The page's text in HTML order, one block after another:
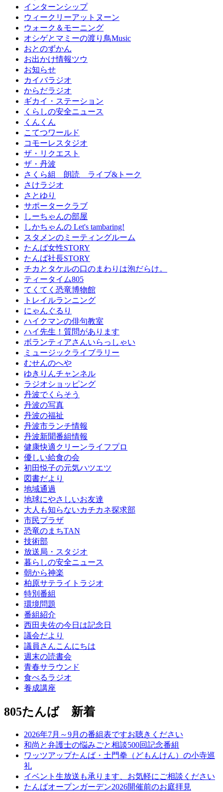
インターンシップ
ウィークリーアットヌーン
ウォーク＆モーニング
オシゲとマミーの渡り鳥Music
おとのずかん
お出かけ情報ツウ
お知らせ
カイバラジオ
からだラジオ
ギカイ・ステーション
くらしの安全ニュース
くんくん
こてつワールド
コモーレスタジオ
ザ・リクエスト
ザ・丹波
さくら組 朗読 ライブ&トーク
さけラジオ
さとゆり
サポータークラブ
しーちゃんの部屋
しかちゃんの Let's tambaring!
スタメンのミーティングルーム
たんば女性STORY
たんば社長STORY
チカとタケルの口のまわりは泡だらけ。
ティータイム805
てくてく恐竜博物館
トレイルランニング
にゃんぐるり
ハイクマンの俳句教室
ハイ先生！質問があります
ボランティアさんいらっしゃい
ミュージックライブラリー
むせんのへや
ゆきりんチャンネル
ラジオショッピング
丹波でくらそう
丹波の写真
丹波の福祉
丹波市ランチ情報
丹波新聞番組情報
健康快適クリーンライフプロ
優しい給食の会
初田悦子の元気ハツエツ
図書だより
地域通過
地球にやさしいお友達
大人も知らないカチカネ探求部
市民プラザ
恐竜のまちTAN
技術部
放送局・スタジオ
暮らしの安全ニュース
朝から神楽
柏原サテライトラジオ
特別番組
環境問題
番組紹介
西田夫佐の今日は記念日
議会だより
議員さんこんにちは
週末の読書会
青春サラウンド
食べるラジオ
養成講座
805たんば 新着
2026年7月～9月の番組表ですお聴きください
和尚と弁護士の悩みごと相談500回記念番組
ワッツアップたんば・土門拳（どもんけん）の小寺巡
礼
イベント生放送も承ります、お気軽にご相談ください
たんばオープンガーデン2026開催前のお庭拝見